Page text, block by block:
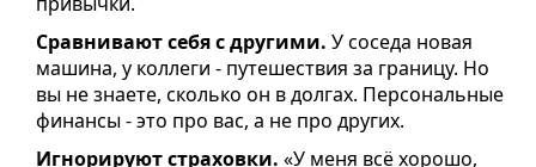
Сравнивают себя с другими. У соседа новая
машина, у коллеги - путешествия за границу. Но
вы не знаете, сколько он в долгах. Персональные
финансы - это про вас, а не про других.
Игнорируют страховки. «У меня всё хорошо,